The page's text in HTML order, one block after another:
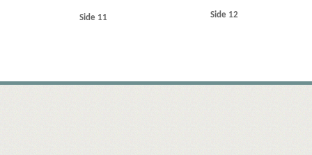
Side 11 Side 12